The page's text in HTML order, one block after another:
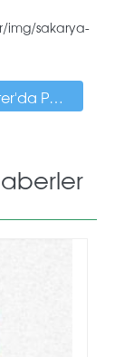
img/sakarya-
Paylaş